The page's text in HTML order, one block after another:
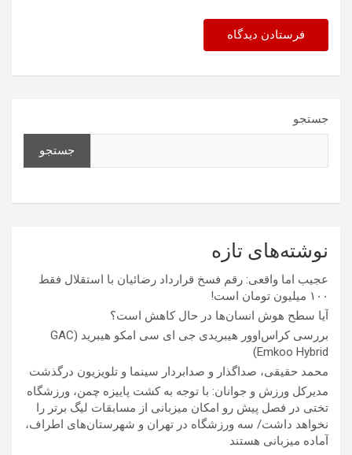
جستجو
جستجو
نوشته‌های تازه
عجیب اما واقعی: رقم فسخ قرارداد رضائیان با استقلال فقط
۱۰۰ میلیون تومان است!
آیا سطح هوش انسان‌ها در حال کاهش است؟
بررسی کراس‌اوور هیبریدی جی ای سی امکو هیبرید (GAC
Emkoo Hybrid)
محمد حقیقی، صداگذار و صدابردار سینما و تلویزیون درگذشت
مدیرکل ورزش و جوانان: با توجه به کشت پاییزه چمن، ورزشگاه
تختی در فصل پیش رو امکان میزبانی از مسابقات لیگ برتر را
نخواهد داشت/ سه ورزشگاه در تهران و شهرستان‌های اطراف،
آماده میزبانی هستند